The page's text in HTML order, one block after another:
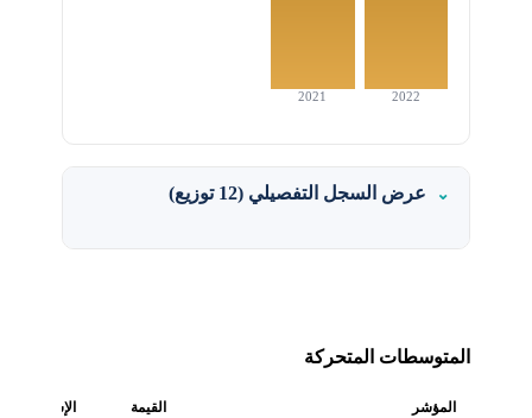
2022
2021
عرض السجل التفصيلي (12 توزيع)
المتوسطات المتحركة
المؤشر القيمة الإشارة